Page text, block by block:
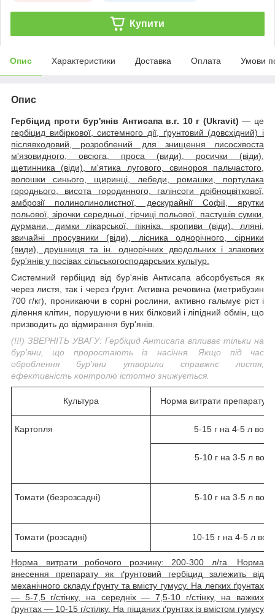
Купити
Опис Характеристики Доставка Оплата Умови
Опис
Гербіцид проти бур'янів Антисапа в.г. 10 г (Ukravit)— це
гербіцид вибіркової, системного дії, ґрунтовий (довсхідний) і
післявходовий, розроблений для знищення лисосхвоста
м'язовидного, овсюга, проса (види), росички (віди),
щетинника (віди), м'ятика лугового, свинороя пальчастого,
волошки синього, щиринці, лебеди, ромашки, портулака
городнього, висота городинного, галінсоги дрібноцвіткової,
амброзії полинолинолистної, дескурайнії Софії, ярутки
польової, зірочки середньої, гірчиці польової, пастушів сумки,
дурмани, димки лікарської, пікніка, кропиви (віди), лляні,
звичайні просувники (віди), лісника однорічного, сірники
(види), друшниця та ін. однорічних дводольних і злакових
бур'янів у посівах сільськогосподарських культур.
Системний гербіцид від бур'янів Антисапа абсорбується як
через листя, так і через ґрунт. Активна речовина (метрибузин
700 г/кг), проникаючи в сорні рослини, активно гальмує ріст і
ділення клітин, порушуючи в них білковий і ліпідний обмін, що
призводить до відмирання бур'янів.
(!!!) ЗВЕРНІТЬ УВАГУ: Гербіцид Антисапа впливає тільки на
бур'яни, що проростають із насіння. Якщо під час
оброблення бур'яни утворили справжнє листя,
ефективність контролю істотно знижується.
Культура Норма витрати препарату
Картопля 5-15 г на 4-5 л воды
5-10 г на 3-5 л води
Томати (безрозсадні) 5-10 г на 3-5 л води
Томати (розсадні) 10-15 г на 4-5 л
Норма витрати робочого розчину: 200-300 л/га. Норма
внесення препарату як ґрунтовий гербіцид залежить від
механічного складу ґрунту та вмісту гумусу. На легких ґрунтах
— 5-7,5 г/стінку, на середніх — 7,5-10 г/стінку, на важких
ґрунтах — 10-15 г/стілку. На піщаних ґрунтах із вмістом гумусу